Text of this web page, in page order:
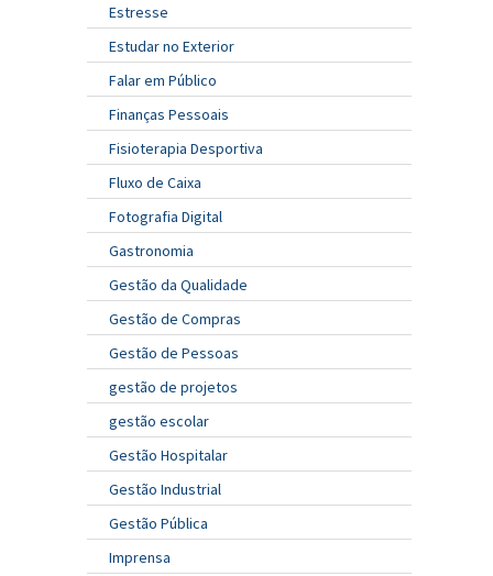
Estresse
Estudar no Exterior
Falar em Público
Finanças Pessoais
Fisioterapia Desportiva
Fluxo de Caixa
Fotografia Digital
Gastronomia
Gestão da Qualidade
Gestão de Compras
Gestão de Pessoas
gestão de projetos
gestão escolar
Gestão Hospitalar
Gestão Industrial
Gestão Pública
Imprensa